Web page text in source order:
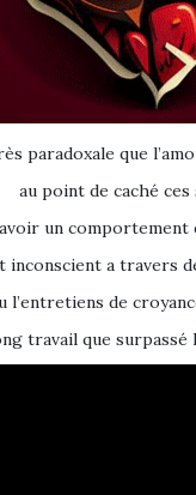
paradoxale que
au point de caché
un comportement
inconscient a travers
l’entretiens de
travail que surpassé